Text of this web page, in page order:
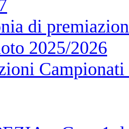
di
2025/2026